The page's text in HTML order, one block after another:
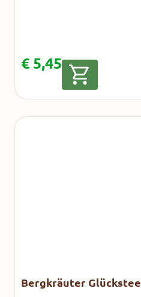
€ 5,45
Bergkräuter Glückstee